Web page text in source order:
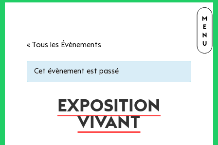
« Tous les Évènements
Cet évènement est passé
EXPOSITION
VIVANT